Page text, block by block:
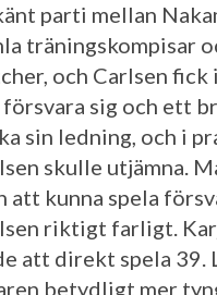
parti mellan
träningskompisar
och Carlsen
försvara sig och ett
sin ledning, och i
skulle utjämna.
att kunna spela
riktigt farligt.
att direkt spela 39.
betydligt mer